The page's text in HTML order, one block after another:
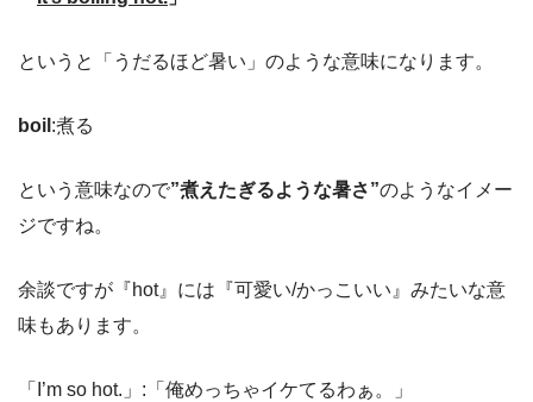
というと「うだるほど暑い」のような意味になります。
boil :煮る
という意味なので”煮えたぎるような暑さ”のようなイメー
ジですね。
余談ですが『hot』には『可愛い/かっこいい』みたいな意
味もあります。
「I’m so hot.」:「俺めっちゃイケてるわぁ。」